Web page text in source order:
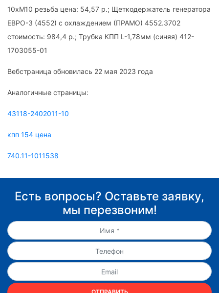
10хМ10 резьба цена: 54,57 р.; Щеткодержатель генератора
ЕВРО-3 (4552) с охлаждением (ПРАМО) 4552.3702
стоимость: 984,4 р.; Трубка КПП L-1,78мм (синяя) 412-
1703055-01
Вебстраница обновилась 22 мая 2023 года
Аналогичные страницы:
43118-2402011-10
кпп 154 цена
740.11-1011538
Есть вопросы? Оставьте заявку,
мы перезвоним!